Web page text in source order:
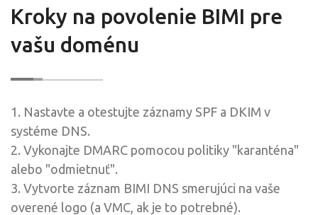
Kroky na povolenie BIMI pre
vašu doménu
1. Nastavte a otestujte záznamy SPF a DKIM v
systéme DNS.
2. Vykonajte DMARC pomocou politiky "karanténa"
alebo "odmietnuť".
3. Vytvorte záznam BIMI DNS smerujúci na vaše
overené logo (a VMC, ak je to potrebné).